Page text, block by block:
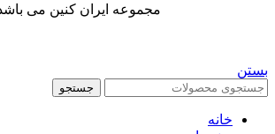
مجموعه ایران کنین می
بستن
جستجو
خانه